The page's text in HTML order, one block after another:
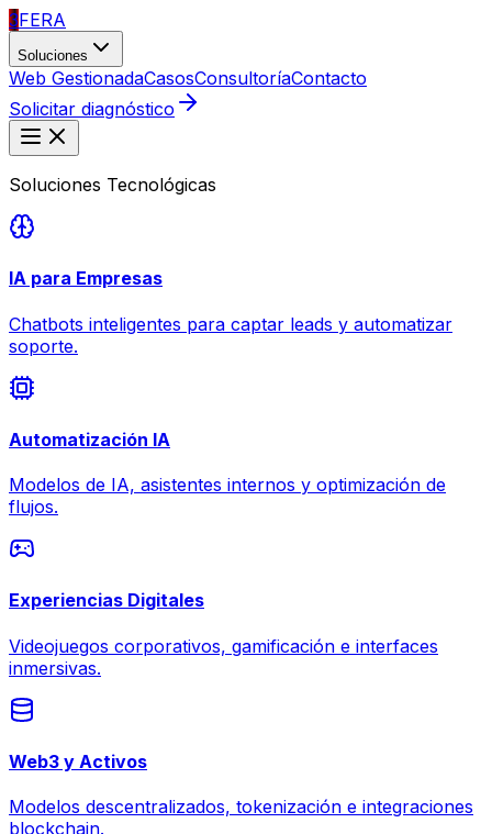
3FERA
Soluciones
Web GestionadaCasosConsultoríaContacto
Solicitar diagnóstico
Soluciones Tecnológicas
IA para Empresas
Chatbots inteligentes para captar leads y automatizar
soporte.
Automatización IA
Modelos de IA, asistentes internos y optimización de
flujos.
Experiencias Digitales
Videojuegos corporativos, gamificación e interfaces
inmersivas.
Web3 y Activos
Modelos descentralizados, tokenización e integraciones
blockchain.